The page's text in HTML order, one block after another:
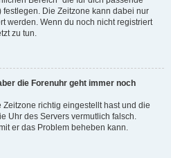
Die Zeitzone kann dabei nur
werden. Wenn du noch nicht registriert
zu tun.
die Forenuhr geht immer noch
richtig eingestellt hast und die
Uhr des Servers vermutlich falsch.
er das Problem beheben kann.